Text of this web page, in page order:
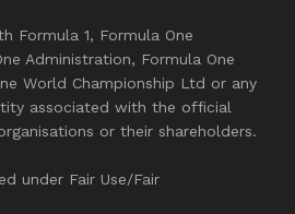
Formula 1, Formula One
Administration, Formula One
World Championship Ltd or any
associated with the official
or their shareholders.
under Fair Use/Fair